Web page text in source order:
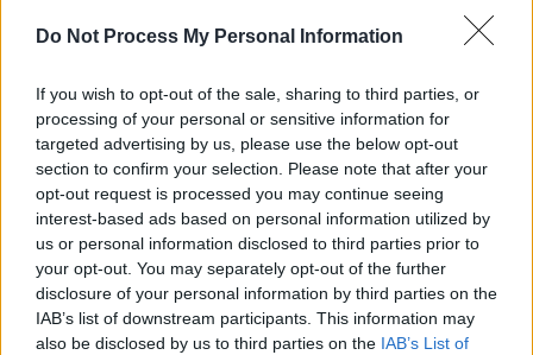
Do Not Process My Personal Information
If you wish to opt-out of the sale, sharing to third parties, or
processing of your personal or sensitive information for
targeted advertising by us, please use the below opt-out
section to confirm your selection. Please note that after your
opt-out request is processed you may continue seeing
interest-based ads based on personal information utilized by
us or personal information disclosed to third parties prior to
your opt-out. You may separately opt-out of the further
disclosure of your personal information by third parties on the
IAB’s list of downstream participants. This information may
also be disclosed by us to third parties on the IAB’s List of
Victoriei, Dragnea
chefuia la Scroviștea.
Ți-a plăcut, Bușcule?
S-au asortat icrele
negre cu șampania
franțuzească?